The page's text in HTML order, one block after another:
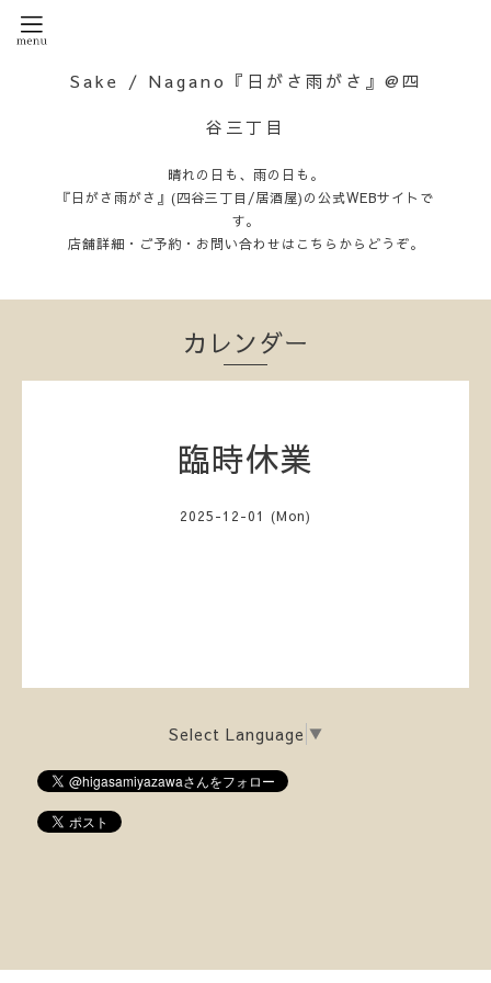
Sake / Nagano『日がさ雨がさ』@四
谷三丁目
晴れの日も、雨の日も。
『日がさ雨がさ』(四谷三丁目/居酒屋)の公式WEBサイトで
す。
店舗詳細・ご予約・お問い合わせはこちらからどうぞ。
カレンダー
臨時休業
2025-12-01 (Mon)
Select Language ▼